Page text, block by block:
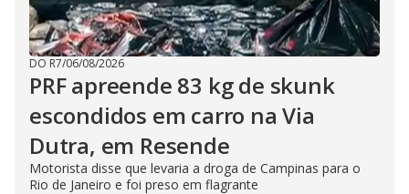
DO R7/06/08/2026
PRF apreende 83 kg de skunk
escondidos em carro na Via
Dutra, em Resende
Motorista disse que levaria a droga de Campinas para o
Rio de Janeiro e foi preso em flagrante